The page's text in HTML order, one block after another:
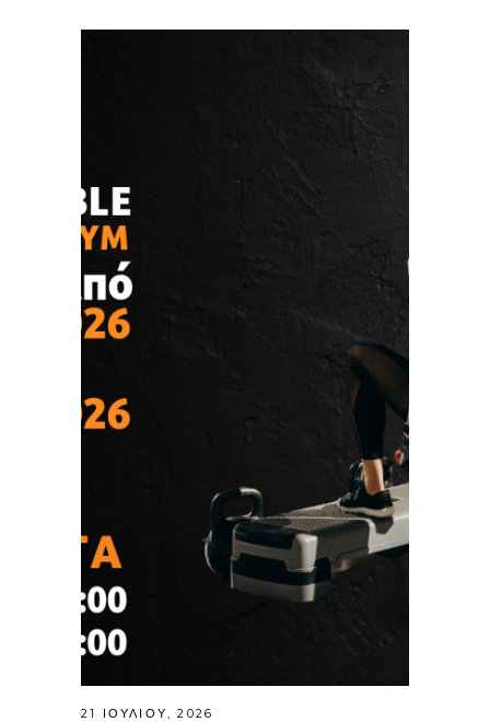
21 ΙΟΥΛΊΟΥ, 2026